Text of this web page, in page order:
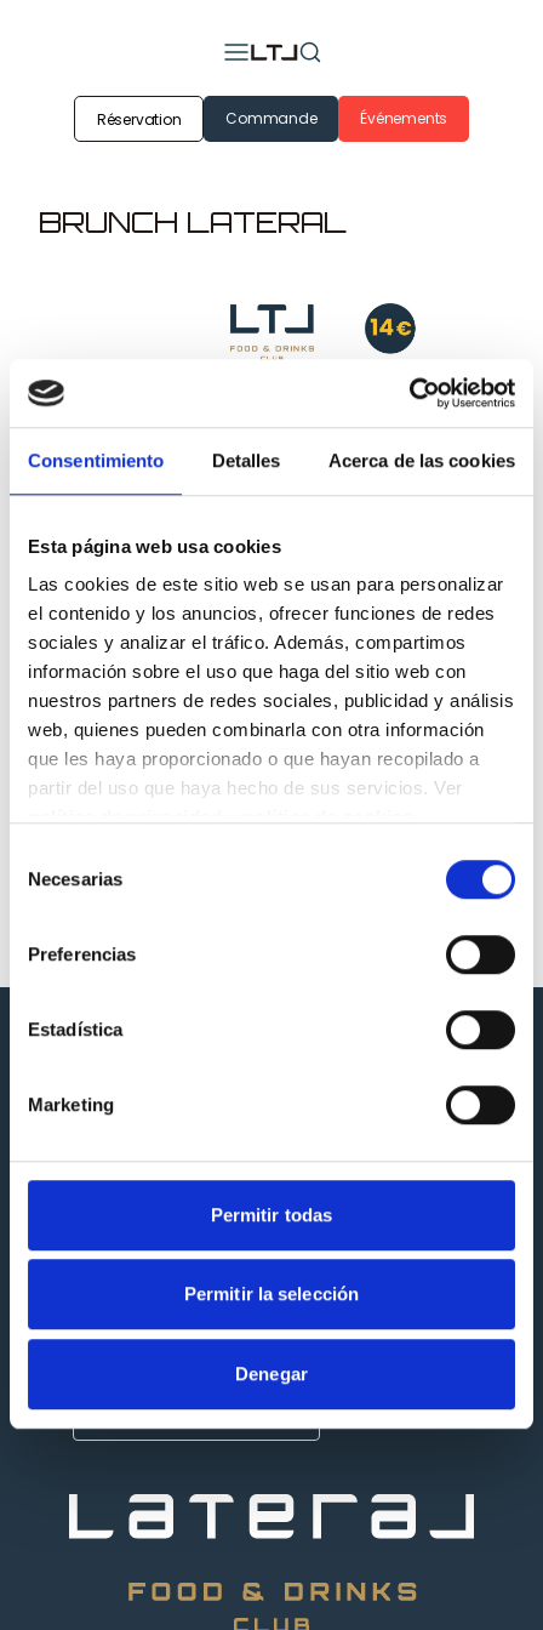
Consentimiento Detalles Acerca de las cookies
Esta página web usa cookies
Las cookies de este sitio web se usan para personalizar
el contenido y los anuncios, ofrecer funciones de redes
sociales y analizar el tráfico. Además, compartimos
información sobre el uso que haga del sitio web con
nuestros partners de redes sociales, publicidad y análisis
web, quienes pueden combinarla con otra información
que les haya proporcionado o que hayan recopilado a
partir del uso que haya hecho de sus servicios. Ver
Necesarias
Preferencias
Estadística
Marketing
Permitir todas
Permitir la selección
Denegar
Réservation Commande Événements
BRUNCH LATERAL
Rejoignez "SOMOS LTL"
Demander une facture en
Votre opinion nous
Rejoins l'équipe